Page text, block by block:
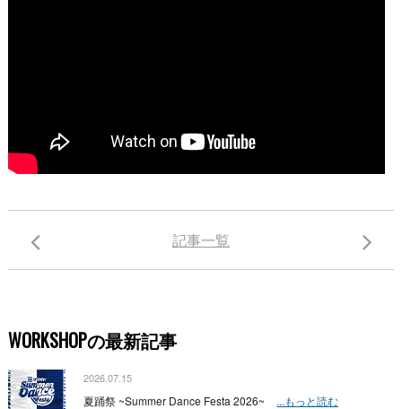
記事一覧
WORKSHOPの最新記事
2026.07.15
夏踊祭 ~Summer Dance Festa 2026~ ...もっと読む